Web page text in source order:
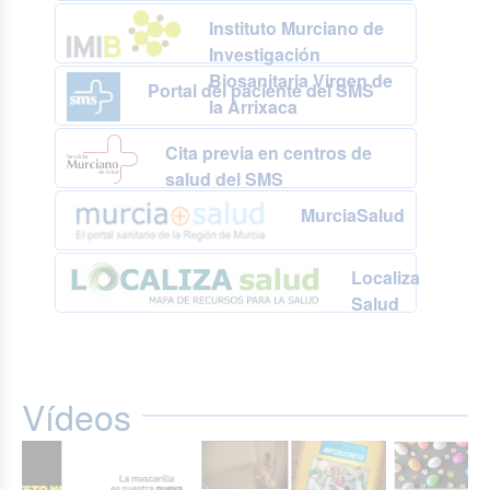
Instituto Murciano de
Investigación
Biosanitaria Virgen de
la Arrixaca
Portal del paciente del SMS
Cita previa en centros de
salud del SMS
MurciaSalud
Localiza
Salud
Vídeos